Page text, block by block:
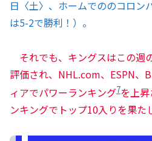
日〈土〉、ホームでののコロン
は5-2で勝利！）。
それでも、キングスはこの週
評価され、NHL.com、ESPN、
ィアでパワーランキング7を上
ンキングでトップ10入りを果た